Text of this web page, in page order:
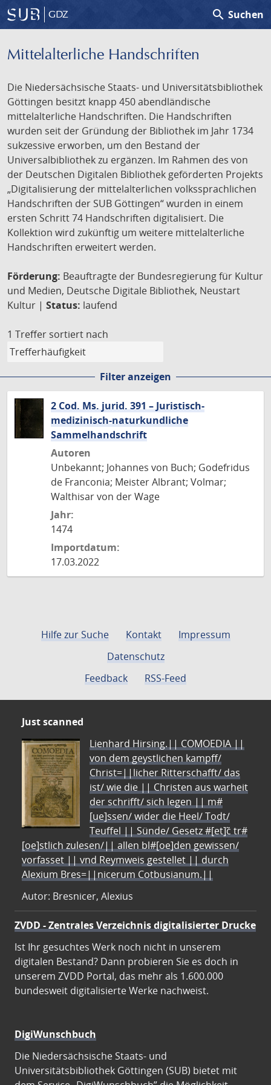
GDZ search Suchen
Mittelalterliche Handschriften
Die Niedersächsische Staats- und Universitätsbibliothek
Göttingen besitzt knapp 450 abendländische
mittelalterliche Handschriften. Die Handschriften
wurden seit der Gründung der Bibliothek im Jahr 1734
sukzessive erworben, um den Bestand der
Universalbibliothek zu ergänzen. Im Rahmen des von
der Deutschen Digitalen Bibliothek geförderten Projekts
„Digitalisierung der mittelalterlichen volkssprachlichen
Handschriften der SUB Göttingen“ wurden in einem
ersten Schritt 74 Handschriften digitalisiert. Die
Kollektion wird zukünftig um weitere mittelalterliche
Handschriften erweitert werden.
Förderung: Beauftragte der Bundesregierung für Kultur
und Medien, Deutsche Digitale Bibliothek, Neustart
Kultur | Status: laufend
1 Treffer sortiert nach
Filter anzeigen
2 Cod. Ms. jurid. 391 – Juristisch-
medizinisch-naturkundliche
Sammelhandschrift
Autoren
Unbekannt; Johannes von Buch; Godefridus
de Franconia; Meister Albrant; Volmar;
Walthisar von der Wage
Jahr:
1474
Importdatum:
17.03.2022
Hilfe zur Suche Kontakt
Impressum
Datenschutz
Feedback
RSS-Feed
Just scanned
Lienhard Hirsing.|| COMOEDIA ||
von dem geystlichen kampff/
Christ=||licher Ritterschafft/ das
ist/ wie die || Christen aus warheit
der schrifft/ sich legen || m#
[ue]ssen/ wider die Heel/ Todt/
Teuffel || Sünde/ Gesetz #[et]c̃ tr#
[oe]stlich zulesen/|| allen bl#[oe]den gewissen/
vorfasset || vnd Reymweis gestellet || durch
Alexium Bres=||nicerum Cotbusianum.||
Autor: Bresnicer, Alexius
ZVDD - Zentrales Verzeichnis digitalisierter Drucke
Ist Ihr gesuchtes Werk noch nicht in unserem
digitalen Bestand? Dann probieren Sie es doch in
unserem ZVDD Portal, das mehr als 1.600.000
bundesweit digitalisierte Werke nachweist.
DigiWunschbuch
Die Niedersächsische Staats- und
Universitätsbibliothek Göttingen (SUB) bietet mit